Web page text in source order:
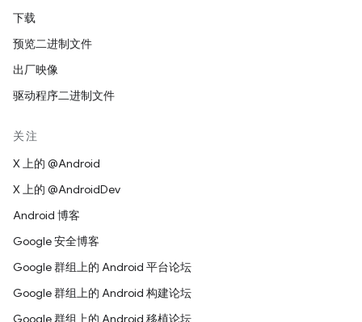
下载
预览二进制文件
出厂映像
驱动程序二进制文件
关注
X 上的 @Android
X 上的 @AndroidDev
Android 博客
Google 安全博客
Google 群组上的 Android 平台论坛
Google 群组上的 Android 构建论坛
Google 群组上的 Android 移植论坛